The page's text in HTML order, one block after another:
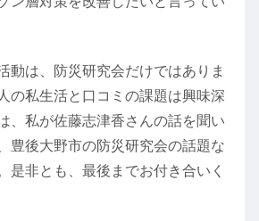
動は、防災研究会だけではありま
の私生活と口コミの課題は興味深
、私が佐藤志津香さんの話を聞い
豊後大野市の防災研究会の話題な
是非とも、最後までお付き合いく